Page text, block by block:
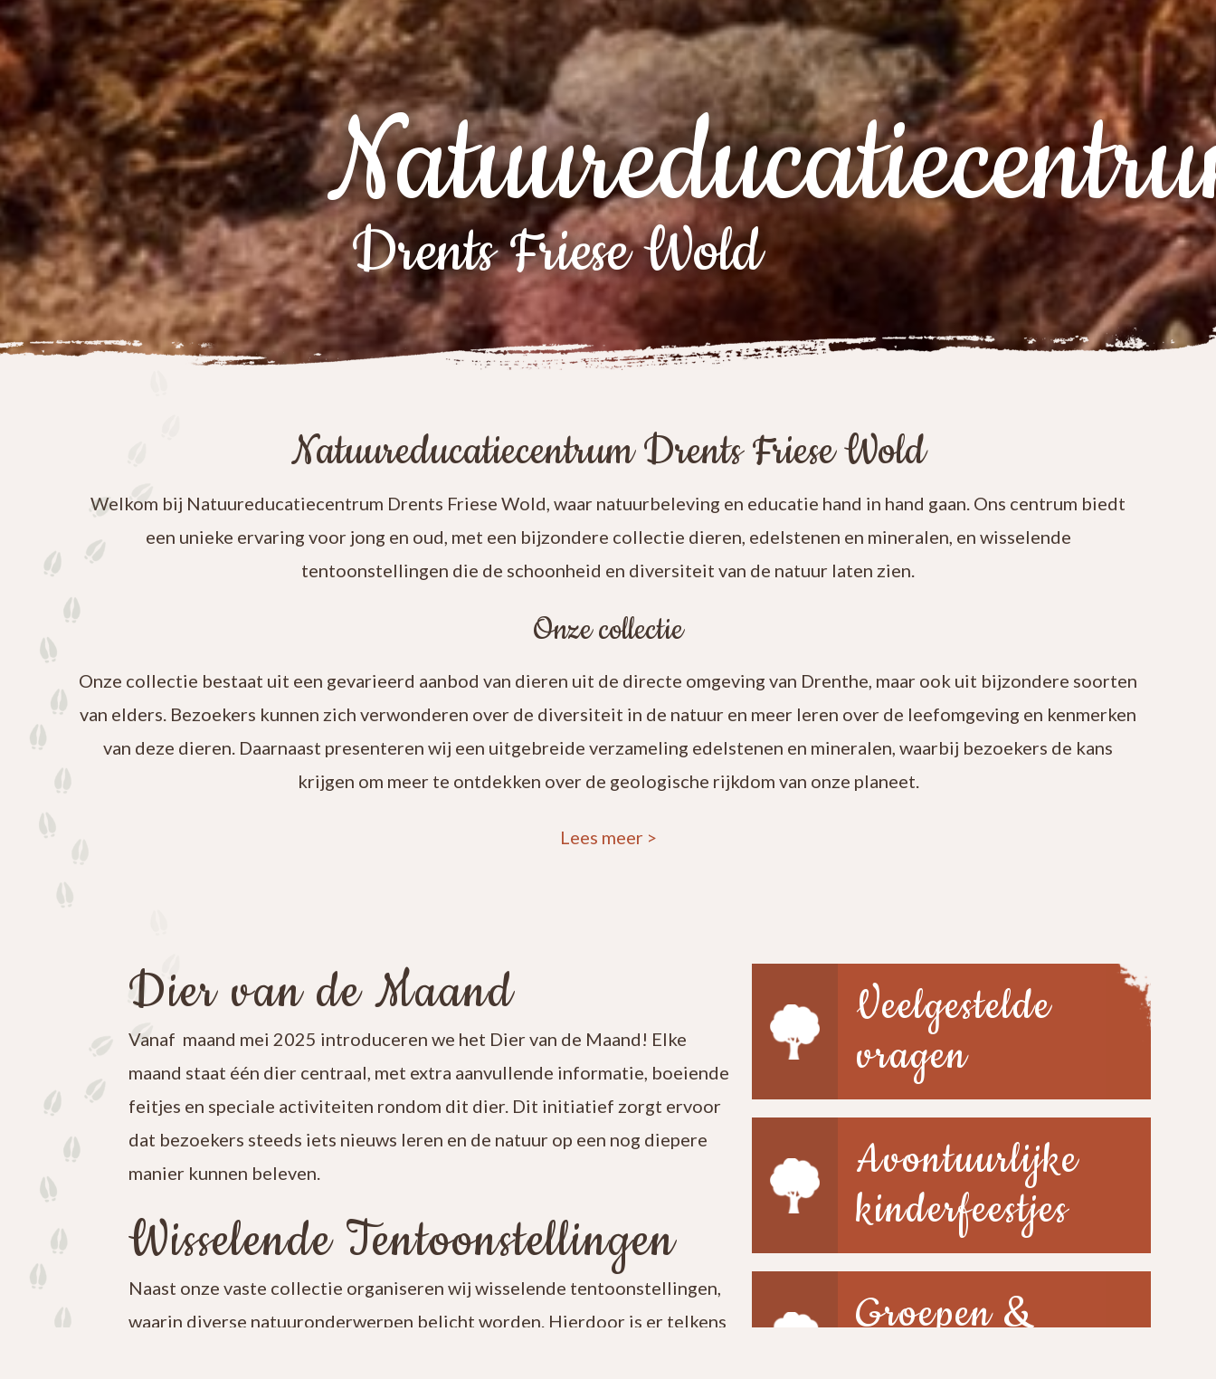
Drents Friese Wold
Natuureducatiecentrum Drents Friese Wold
Welkom bij Natuureducatiecentrum Drents Friese Wold, waar natuurbeleving en educatie hand in hand gaan. Ons centrum biedt
een unieke ervaring voor jong en oud, met een bijzondere collectie dieren, edelstenen en mineralen, en wisselende
tentoonstellingen die de schoonheid en diversiteit van de natuur laten zien.
Onze collectie
Onze collectie bestaat uit een gevarieerd aanbod van dieren uit de directe omgeving van Drenthe, maar ook uit bijzondere soorten
van elders. Bezoekers kunnen zich verwonderen over de diversiteit in de natuur en meer leren over de leefomgeving en kenmerken
van deze dieren. Daarnaast presenteren wij een uitgebreide verzameling edelstenen en mineralen, waarbij bezoekers de kans
krijgen om meer te ontdekken over de geologische rijkdom van onze planeet.
Lees meer >
Dier van de Maand
Vanaf maand mei 2025 introduceren we het Dier van de Maand! Elke
maand staat één dier centraal, met extra aanvullende informatie, boeiende
feitjes en speciale activiteiten rondom dit dier. Dit initiatief zorgt ervoor
dat bezoekers steeds iets nieuws leren en de natuur op een nog diepere
manier kunnen beleven.
Wisselende Tentoonstellingen
Naast onze vaste collectie organiseren wij wisselende tentoonstellingen,
waarin diverse natuuronderwerpen belicht worden. Hierdoor is er telkens
Veelgestelde
vragen
Avontuurlijke
kinderfeestjes
Groepen &